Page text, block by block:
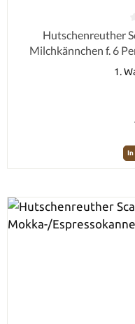
Durchschnittliche
Hutschenreuther
Milchkännchen f. 6
1.
In